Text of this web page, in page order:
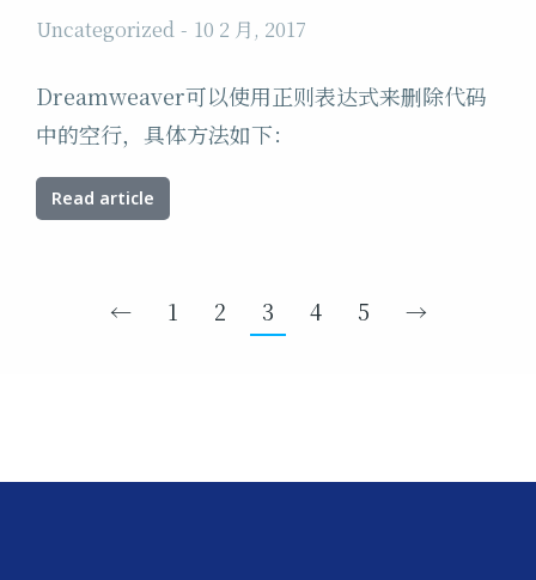
Uncategorized 10 2 月, 2017
Dreamweaver可以使用正则表达式来删除代码
中的空行，具体方法如下：
Read article
← 1 2 3 4 5 →